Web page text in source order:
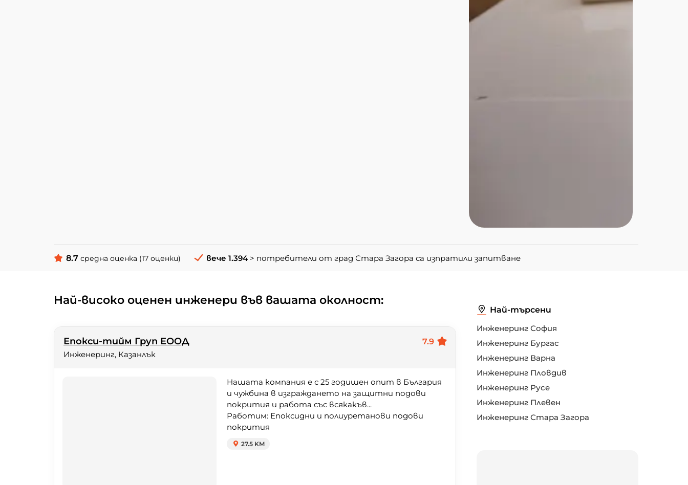
8.7 средна оценка (17 оценки) вече 1.394 > потребители от град Стара Загора са изпратили запитване
Най-високо оценен инженери във вашата околност:
Епокси-тийм Груп ЕООД
7.9
Инженеринг, Казанлък
Нашата компания е с 25 годишен опит в България
и чужбина в изграждането на защитни подови
покрития и работа със всякакъв...
Работим: Епоксидни и полиуретанови подови
покрития
27.5 KM
Най-търсени
Инженеринг София
Инженеринг Бургас
Инженеринг Варна
Инженеринг Пловдив
Инженеринг Русе
Инженеринг Плевен
Инженеринг Стара Загора